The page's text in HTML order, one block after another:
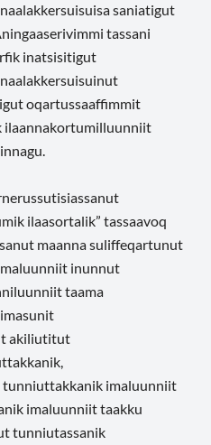
saniatigut
tassani
inatsisitigut
oqartussaaffimmit
ilaannakortumilluunniit
ilaasortalik” tassaavoq
maanna suliffeqartunut
inunnut
taama
akiliutitut
imaluunniit
imaluunniit taakku
tunniutassanik